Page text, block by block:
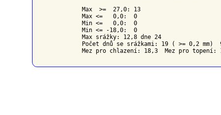
Max  >=  27,0: 13
Max <=   0,0:  0
Min <=   0,0:  0
Min <= -18,0:  0
Max srážky: 12,8 dne 24
Počet dnů se srážkami: 19 ( >= 0,2 mm)